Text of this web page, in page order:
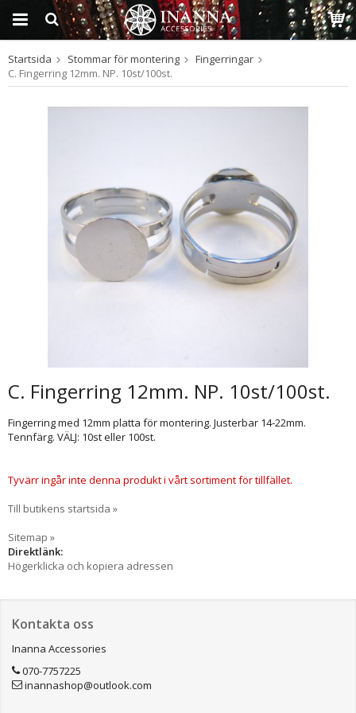
Produkten har blivit
tillagd i varukorgen
Startsida Stommar för montering
Fingerringar
C. Fingerring 12mm. NP. 10st/100st.
C. Fingerring 12mm. NP. 10st/100st.
Fingerring med 12mm platta för montering. Justerbar 14-22mm.
Tennfärg. VÄLJ: 10st eller 100st.
Tyvärr ingår inte denna produkt i vårt sortiment för tillfället.
Till butikens startsida »
Sitemap »
Direktlänk:
Högerklicka och kopiera adressen
Kontakta oss
Inanna Accessories
070-7757225
inannashop@outlook.com